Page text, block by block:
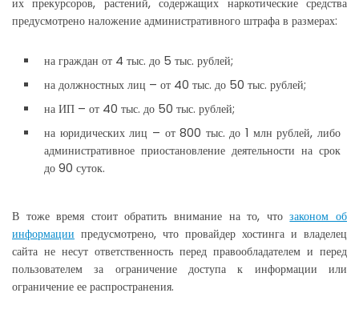
предусмотрено наложение административного штрафа в размерах:
на граждан от 4 тыс. до 5 тыс. рублей;
на должностных лиц – от 40 тыс. до 50 тыс. рублей;
на ИП – от 40 тыс. до 50 тыс. рублей;
на юридических лиц – от 800 тыс. до 1 млн рублей, либо
административное приостановление деятельности на срок
до 90 суток.
В тоже время стоит обратить внимание на то, чтозаконом об
информации предусмотрено, что провайдер хостинга и владелец
сайта не несут ответственность перед правообладателем и перед
пользователем за ограничение доступа к информации или
ограничение ее распространения.